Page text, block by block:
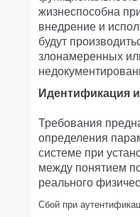
жизнеспособна
внедрение и
будут
злонамеренных
Идентификация
Требования
определения
системе при
между понятием
реального
Сбой при